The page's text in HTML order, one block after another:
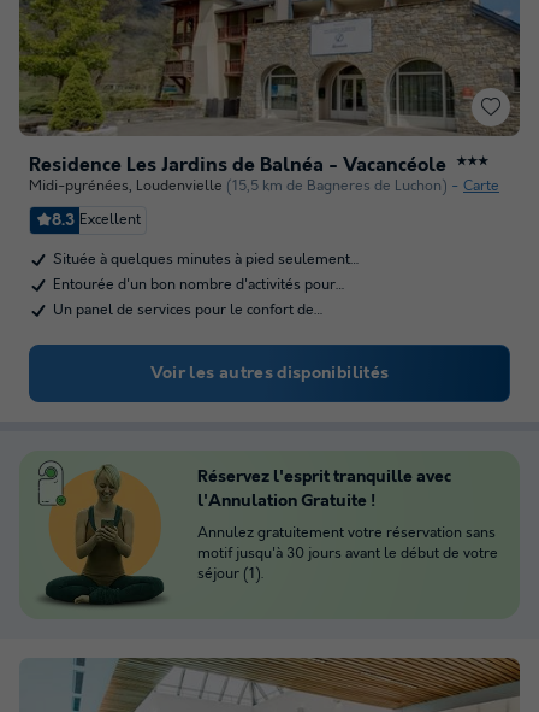
Residence Les Jardins de Balnéa - Vacancéole ★★★
Midi-pyrénées, Loudenvielle (15,5 km de Bagneres de Luchon) Carte
8.3 Excellent
Située à quelques minutes à pied seulement…
Entourée d'un bon nombre d'activités pour…
Un panel de services pour le confort de…
Voir les autres disponibilités
Réservez l'esprit tranquille avec
l'Annulation Gratuite !
Annulez gratuitement votre réservation sans
motif jusqu'à 30 jours avant le début de votre
séjour (1).